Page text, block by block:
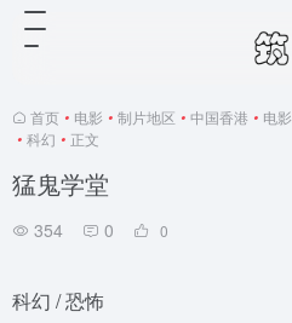
首页 • 电影 • 制片地区 • 中国香港 • 电影
• 科幻 • 正文
猛鬼学堂
354 0 0
科幻 / 恐怖